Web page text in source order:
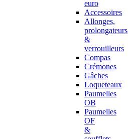
euro
Accessoires
Allonges,
prolongateurs
&
verrouilleurs
Compas
Crémones
Gâches
Loqueteaux
Paumelles
OB
Paumelles
OF
&